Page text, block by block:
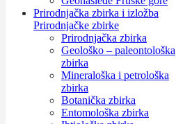
Prirodnjačka zbirka i izložba
Prirodnjačke zbirke
Prirodnjačka zbirka
Geološko – paleontološka
zbirka
Mineraloška i petrološka
zbirka
Botanička zbirka
Entomološka zbirka